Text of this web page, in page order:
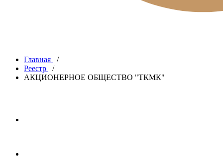
Главная
/
Реестр
/
АКЦИОНЕРНОЕ ОБЩЕСТВО "ТКМК"